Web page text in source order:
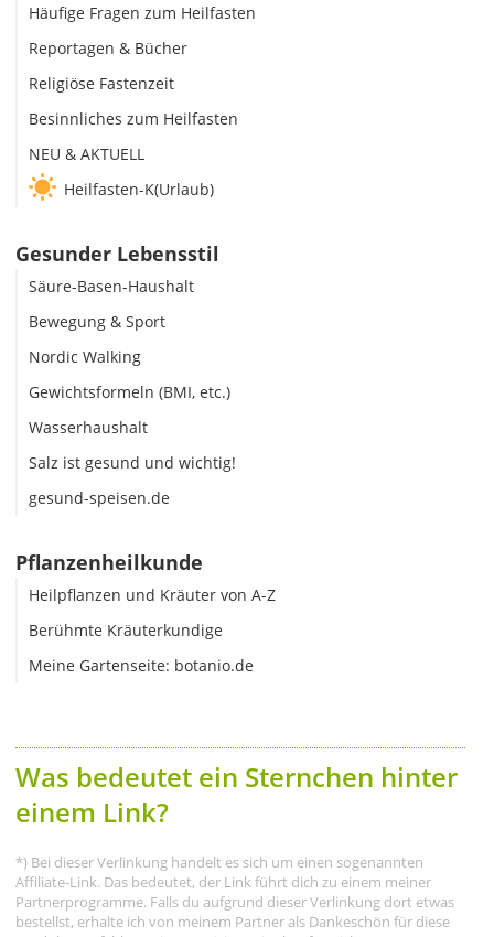
Häufige Fragen zum Heilfasten
Reportagen & Bücher
Religiöse Fastenzeit
Besinnliches zum Heilfasten
NEU & AKTUELL
Heilfasten-K(Urlaub)
Gesunder Lebensstil
Säure-Basen-Haushalt
Bewegung & Sport
Nordic Walking
Gewichtsformeln (BMI, etc.)
Wasserhaushalt
Salz ist gesund und wichtig!
gesund-speisen.de
Pflanzenheilkunde
Heilpflanzen und Kräuter von A-Z
Berühmte Kräuterkundige
Meine Gartenseite: botanio.de
Was bedeutet ein Sternchen hinter
einem Link?
*) Bei dieser Verlinkung handelt es sich um einen sogenannten
Affiliate-Link. Das bedeutet, der Link führt dich zu einem meiner
Partnerprogramme. Falls du aufgrund dieser Verlinkung dort etwas
bestellst, erhalte ich von meinem Partner als Dankeschön für diese